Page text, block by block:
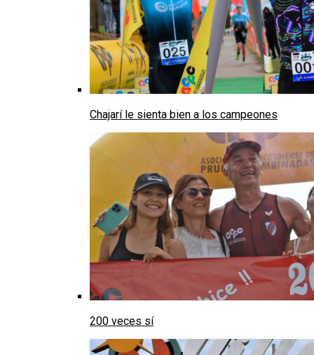
Chajarí le sienta bien a los campeones
200 veces sí